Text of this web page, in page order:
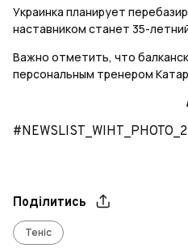
Украинка планирует
наставником станет 35-
Важно отметить, что
персональным тренером
Поділитись
Теніс